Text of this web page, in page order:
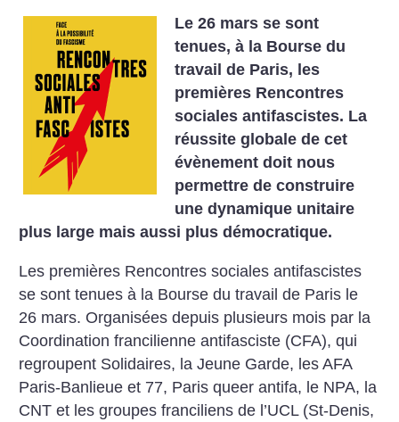
Le 26 mars se sont
tenues, à la Bourse du
travail de Paris, les
premières Rencontres
sociales antifascistes. La
réussite globale de cet
évènement doit nous
permettre de construire
une dynamique unitaire
plus large mais aussi plus démocratique.
Les premières Rencontres sociales antifascistes
se sont tenues à la Bourse du travail de Paris le
26 mars. Organisées depuis plusieurs mois par la
Coordination francilienne antifasciste (CFA), qui
regroupent Solidaires, la Jeune Garde, les AFA
Paris-Banlieue et 77, Paris queer antifa, le NPA, la
CNT et les groupes franciliens de l’UCL (St-Denis,